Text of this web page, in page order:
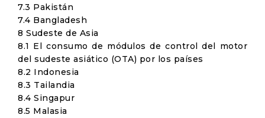
7.3 Pakistán
7.4 Bangladesh
8 Sudeste de Asia
8.1 El consumo de módulos de control del motor
del sudeste asiático (OTA) por los países
8.2 Indonesia
8.3 Tailandia
8.4 Singapur
8.5 Malasia